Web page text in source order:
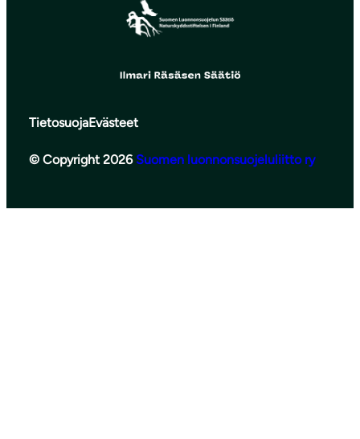
TietosuojaEvästeet
© Copyright 2026 Suomen luonnonsuojeluliitto ry